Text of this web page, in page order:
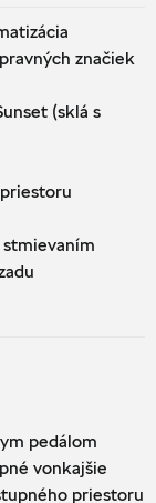
značiek
(sklá s
pedálom
vonkajšie
priestoru